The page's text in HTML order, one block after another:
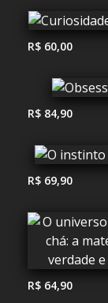
R$ 60,00
R$ 84,90
R$ 69,90
R$ 64,90